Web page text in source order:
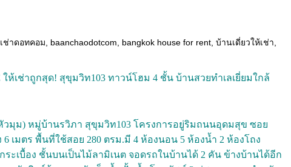
ช่าดอทคอม baanchaodotcom bangkok house for rent ,บ้านเดี่ยวให้เช่า
ให้เช่าถูกสุด! สุขุมวิท103 ทาวน์โฮม 4 ชั้น บ้านสวยทำเลเยี่ยมใกล้
วมุม) หมู่บ้านรวิภา สุขุมวิท103 โครงการอยู่ริมถนนอุดมสุข ซอย
เมตร พื้นที่ใช้สอย 280 ตรม.มี 4 ห้องนอน 5 ห้องน้ำ 2 ห้องโถง
ระเบื้อง ชั้นบนเป็นไม้ลามิเนต จอดรถในบ้านได้ 2 คัน ข้างบ้านได้อีก